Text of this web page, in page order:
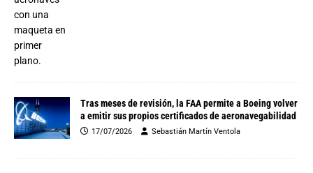
Tras meses de revisión, la FAA permite a Boeing volver
a emitir sus propios certificados de aeronavegabilidad
17/07/2026 Sebastián Martín Ventola